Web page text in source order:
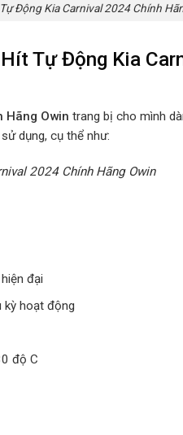
Động Kia Carnival 2024 Chính
Tự Động Kia
Hãng Owin trang bị cho mình
dụng, cụ thể như:
2024 Chính Hãng Owin
đại
kỳ hoạt động
độ C